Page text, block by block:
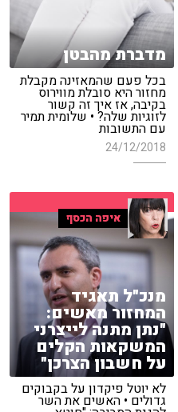
מדברת מהבטן
בכל פעם שהמאזינה מקבלת
מחזור היא סובלת מווירוס
בקיבה, אז איך זה קשור
לזוגיות שלה? • שלומית תמיר
עם התשובות
24/12/2018
איפה הכסף
מנכ"ל תאגיד
המחזור מאשים:
"נתן מתנה לייצרני
המשקאות הקלים
על חשבון הצרכן"
לא יוטל פיקדון על בקבוקים
גדולים • האשים את השר